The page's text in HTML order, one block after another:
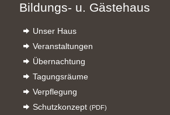
Bildungs- u. Gästehaus
Unser Haus
Veranstaltungen
Übernachtung
Tagungsräume
Verpflegung
Schutzkonzept (PDF)